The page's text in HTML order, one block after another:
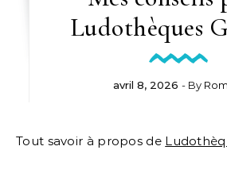
Ludothèques
avril 8, 2026 - By
Tout savoir à propos de